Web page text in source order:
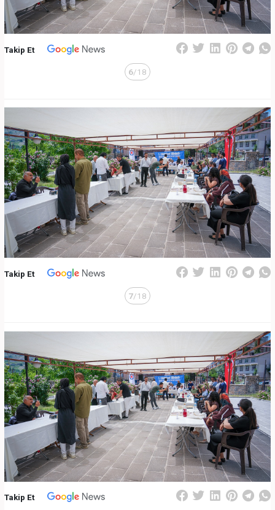
Takip Et
6/18
Takip Et
7/18
Takip Et